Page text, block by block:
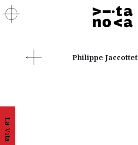
La Vita
Philippe Jaccottet